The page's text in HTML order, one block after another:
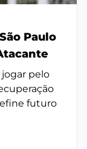
Paulo
jogar pelo
futuro